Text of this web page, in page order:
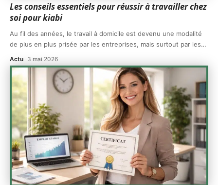
Les conseils essentiels pour réussir à travailler chez
soi pour kiabi
Au fil des années, le travail à domicile est devenu une modalité
de plus en plus prisée par les entreprises, mais surtout par les…
Actu 3 mai 2026